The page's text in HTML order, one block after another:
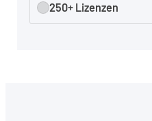
250+ Lizenzen